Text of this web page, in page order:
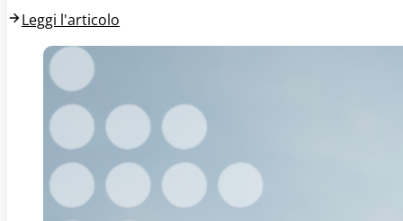
Leggi l'articolo